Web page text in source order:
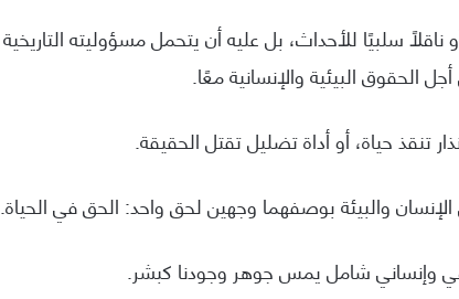
سلبيًا للأحداث، بل عليه أن يتحمل مسؤوليته التاريخية
الحقوق البيئية والإنسانية معًا.
حياة، أو أداة تضليل تقتل الحقيقة.
والبيئة بوصفهما وجهين لحق واحد: الحق في الحياة.
وإنساني شامل يمس جوهر وجودنا كبشر.